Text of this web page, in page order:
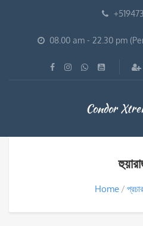
08.00 am - 22.30 pm
Condor
Home প্রচার